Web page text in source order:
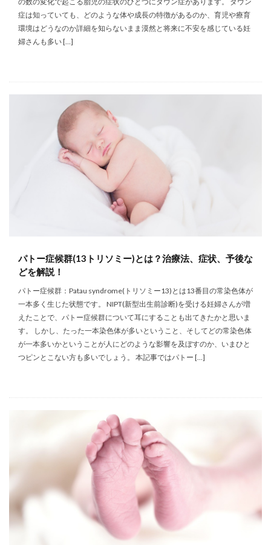
症は知っていても、どのような体や成長の特徴があるのか、育児や療育
環境はどうなのか詳細を知らないまま漠然と将来に不安を感じている妊
婦さんも多い […]
パトー症候群(13トリソミー)とは？治療法、症状、予後な
どを解説！
パトー症候群：Patau syndrome(トリソミー13)とは13番目の常染色体が
一本多く生じた状態です。 NIPT(新型出生前診断)を受ける妊婦さんが増
えたことで、パトー症候群について耳にすることも出てきたかと思いま
す。 しかし、たった一本染色体が多いということ、そしてどの常染色体
が一本多いかということが人にどのような影響を及ぼすのか、いまひと
つピンとこない方も多いでしょう。 本記事ではパトー […]